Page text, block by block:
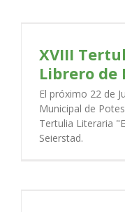
XVIII
Librero de
El próximo 22 de
Municipal de
Tertulia Literaria
Seierstad.